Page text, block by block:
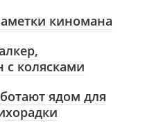
киномана
колясками
ядом для